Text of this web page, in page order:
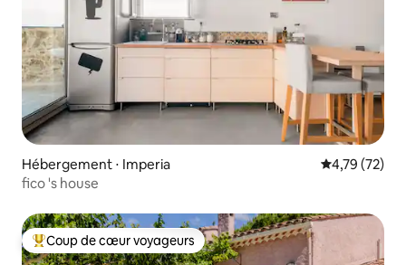
Hébergement ⋅ Imperia Évaluation
4,79 (72)
fico 's house
Coups de cœur voyageurs les plus appréciés
Coup de cœur voyageurs